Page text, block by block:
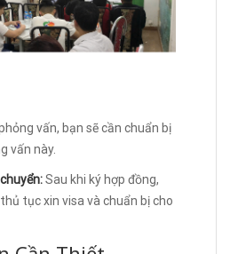
vấn, bạn sẽ cần chuẩn bị
vấn này.
Sau khi ký hợp đồng,
tục xin visa và chuẩn bị cho